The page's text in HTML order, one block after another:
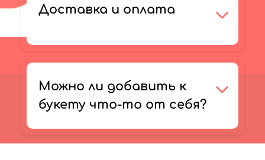
Доставка и оплата
Можно ли добавить к
букету что-то от себя?